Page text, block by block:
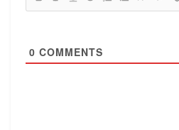
0 COMMENTS